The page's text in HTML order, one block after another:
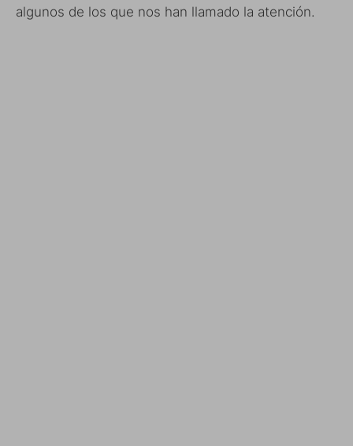
algunos de los que nos han llamado la atención.